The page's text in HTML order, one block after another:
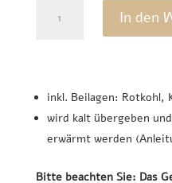
oder
In den
inkl. Beilagen: Rotkohl,
wird kalt übergeben
erwärmt werden
Bitte beachten Sie: Das